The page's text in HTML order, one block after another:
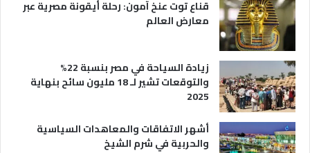
قناع توت عنخ آمون: رحلة أيقونة مصرية عبر
معارض العالم
زيادة السياحة في مصر بنسبة 22%
والتوقعات تشير لـ 18 مليون سائح بنهاية
2025
أشهر الاتفاقات والمعاهدات السياسية
والحربية في شرم الشيخ